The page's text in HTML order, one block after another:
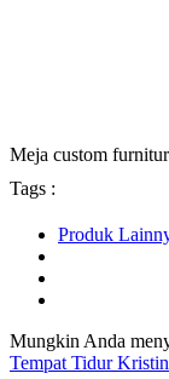
Meja custom
Tags :
Produk
Mungkin Anda
Tempat Tidur Kristin